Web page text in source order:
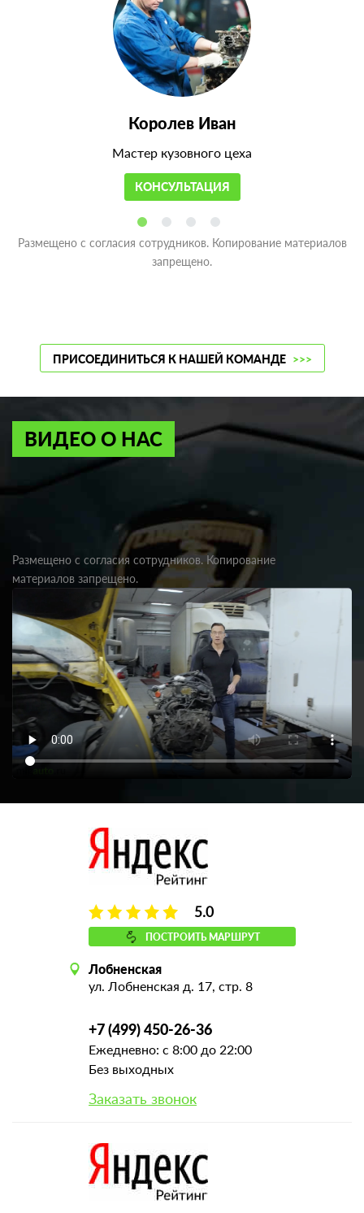
Королев Иван
Мастер кузовного цеха
КОНСУЛЬТАЦИЯ
Размещено с согласия сотрудников. Копирование материалов
запрещено.
ПРИСОЕДИНИТЬСЯ К НАШЕЙ КОМАНДЕ >>>
ВИДЕО О НАС
Размещено с согласия сотрудников. Копирование
материалов запрещено.
5.0
ПОСТРОИТЬ МАРШРУТ
Лобненская
ул. Лобненская д. 17, стр. 8
+7 (499) 450-26-36
Ежедневно: с 8:00 до 22:00
Без выходных
Заказать звонок